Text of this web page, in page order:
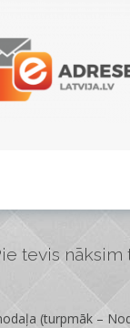
tevis nāksim
(turpmāk –